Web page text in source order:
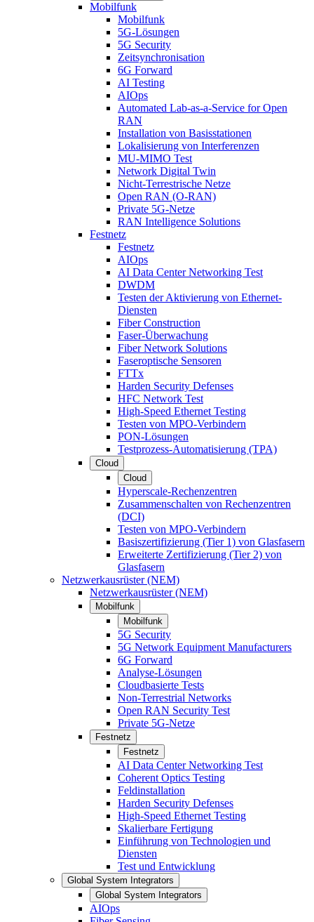
Mobilfunk
Mobilfunk
5G-Lösungen
5G Security
Zeitsynchronisation
6G Forward
AI Testing
AIOps
Automated Lab-as-a-Service for Open
RAN
Installation von Basisstationen
Lokalisierung von Interferenzen
MU-MIMO Test
Network Digital Twin
Nicht-Terrestrische Netze
Open RAN (O-RAN)
Private 5G-Netze
RAN Intelligence Solutions
Festnetz
Festnetz
AIOps
AI Data Center Networking Test
DWDM
Testen der Aktivierung von Ethernet-
Diensten
Fiber Construction
Faser-Überwachung
Fiber Network Solutions
Faseroptische Sensoren
FTTx
Harden Security Defenses
HFC Network Test
High-Speed Ethernet Testing
Testen von MPO-Verbindern
PON-Lösungen
Testprozess-Automatisierung (TPA)
Cloud
Cloud
Hyperscale-Rechenzentren
Zusammenschalten von Rechenzentren
(DCI)
Testen von MPO-Verbindern
Basiszertifizierung (Tier 1) von Glasfasern
Erweiterte Zertifizierung (Tier 2) von
Glasfasern
Netzwerkausrüster (NEM)
Netzwerkausrüster (NEM)
Mobilfunk
Mobilfunk
5G Security
5G Network Equipment Manufacturers
6G Forward
Analyse-Lösungen
Cloudbasierte Tests
Non-Terrestrial Networks
Open RAN Security Test
Private 5G-Netze
Festnetz
Festnetz
AI Data Center Networking Test
Coherent Optics Testing
Feldinstallation
Harden Security Defenses
High-Speed Ethernet Testing
Skalierbare Fertigung
Einführung von Technologien und
Diensten
Test und Entwicklung
Global System Integrators
Global System Integrators
AIOps